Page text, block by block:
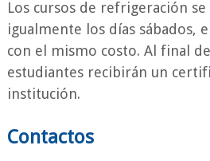
Los cursos de refrigeración
igualmente los días sábados,
con el mismo costo. Al final
estudiantes recibirán un
institución.
Contactos